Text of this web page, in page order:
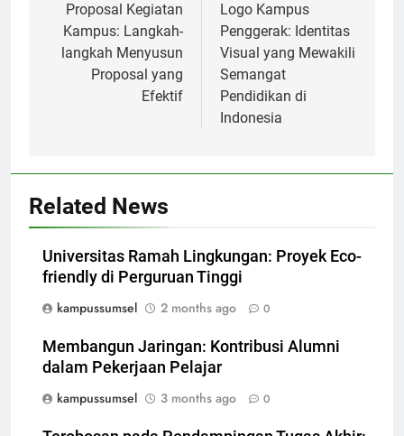
navigation
Proposal Kegiatan
Kampus: Langkah-
langkah Menyusun
Proposal yang
Efektif
Logo Kampus
Penggerak: Identitas
Visual yang Mewakili
Semangat
Pendidikan di
Indonesia
Related News
Universitas Ramah Lingkungan: Proyek Eco-
friendly di Perguruan Tinggi
kampussumsel
2 months ago 0
Membangun Jaringan: Kontribusi Alumni
dalam Pekerjaan Pelajar
kampussumsel
3 months ago 0